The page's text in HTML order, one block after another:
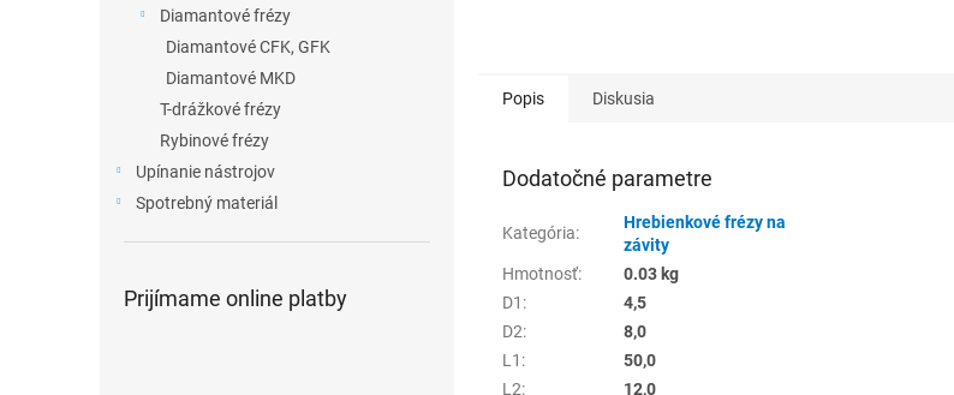
Diamantové frézy
Diamantové CFK, GFK
Diamantové MKD
T-drážkové frézy
Rybinové frézy
Upínanie nástrojov
Spotrebný materiál
Prijímame online platby
Popis Diskusia
Dodatočné parametre
Kategória:
Hrebienkové frézy na
závity
Hmotnosť:
0.03 kg
D1 :
4,5
D2:
8,0
L1 :
50,0
L2:
12,0